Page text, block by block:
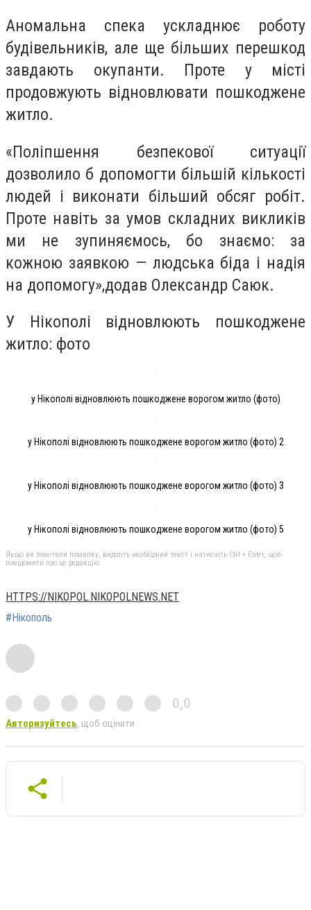
Аномальна спека ускладнює роботу
будівельників, але ще більших перешкод
завдають окупанти. Проте у місті
продовжують відновлювати пошкоджене
житло.
«Поліпшення безпекової ситуації
дозволило б допомогти більшій кількості
людей і виконати більший обсяг робіт.
Проте навіть за умов складних викликів
ми не зупиняємось, бо знаємо: за
кожною заявкою — людська біда і надія
на допомогу»,додав Олександр Саюк.
У Нікополі відновлюють пошкоджене
житло: фото
у Нікополі відновлюють пошкоджене ворогом житло (фото)
у Нікополі відновлюють пошкоджене ворогом житло (фото) 2
у Нікополі відновлюють пошкоджене ворогом житло (фото) 3
у Нікополі відновлюють пошкоджене ворогом житло (фото) 5
Якщо ви помітили помилку, виділіть необхідний текст і натисніть Ctrl + Enter, щоб
повідомити про це редакцію
HTTPS://NIKOPOL.NIKOPOLNEWS.NET
#Нікополь
0,0
Авторизуйтесь, щоб оцінити